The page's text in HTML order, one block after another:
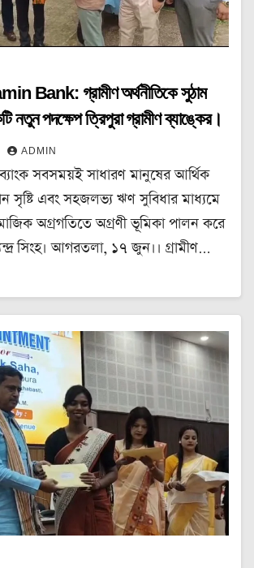
Bank: গ্রামীণ অর্থনীতিকে সুঠাম
পদক্ষেপ ত্রিপুরা গ্রামীণ ব্যাঙ্কের।
ADMIN
ব্যাংক সবসময়ই সাধারণ মানুষের আর্থিক
সৃষ্টি এবং সহজলভ্য ঋণ সুবিধার মাধ্যমে
অগ্রগতিতে অগ্রণী ভূমিকা পালন করে
সিংহ। আগরতলা, ১৭ জুন।। গ্রামীণ…